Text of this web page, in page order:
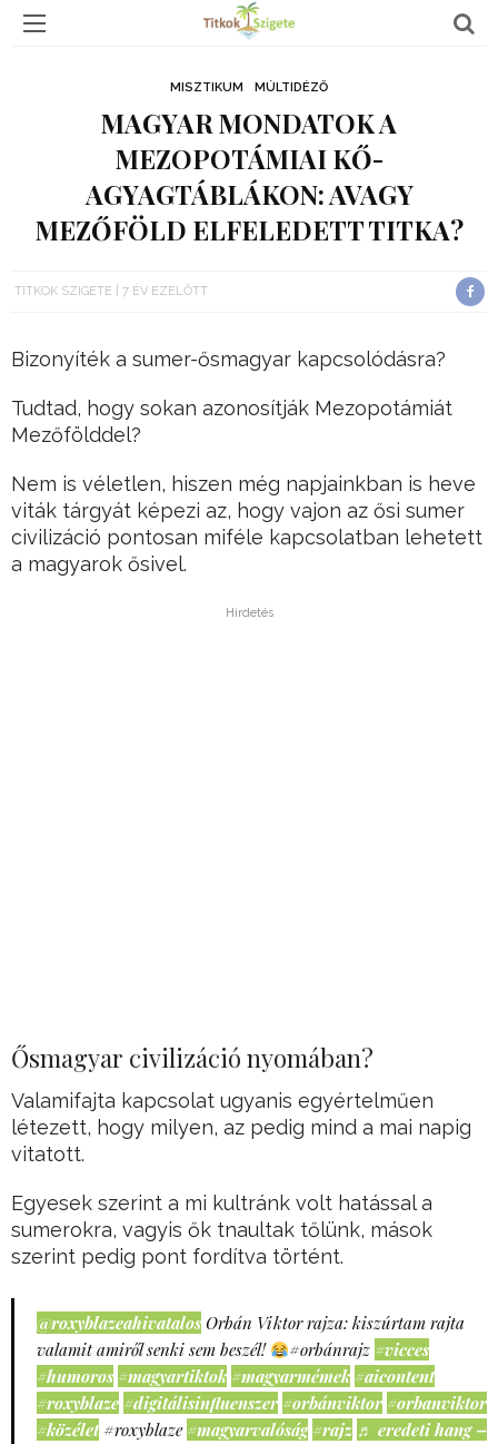
MISZTIKUM MÚLTIDÉZŐ
MAGYAR MONDATOK A
MEZOPOTÁMIAI KŐ-
AGYAGTÁBLÁKON: AVAGY
MEZŐFÖLD ELFELEDETT TITKA?
TITKOK SZIGETE 7 ÉV EZELŐTT
Bizonyíték a sumer-ősmagyar kapcsolódásra?
Tudtad, hogy sokan azonosítják Mezopotámiát
Mezőfölddel?
Nem is véletlen, hiszen még napjainkban is heve
viták tárgyát képezi az, hogy vajon az ősi sumer
civilizáció pontosan miféle kapcsolatban lehetett
a magyarok ősivel.
Hirdetés
Ősmagyar civilizáció nyomában?
Valamifajta kapcsolat ugyanis egyértelműen
létezett, hogy milyen, az pedig mind a mai napig
vitatott.
Egyesek szerint a mi kultránk volt hatással a
sumerokra, vagyis ők tnaultak tőlünk, mások
szerint pedig pont fordítva történt.
@roxyblazeahivatalos Orbán Viktor rajza: kiszúrtam rajta
valamit amiről senki sem beszél!
#orbánrajz #vicces
#humoros #magyartiktok #magyarmémek #aicontent
#roxyblaze #digitálisinfluenszer #orbánviktor #orbanviktor
#közélet #roxyblaze #magyarvalóság #rajz ♬ eredeti hang –